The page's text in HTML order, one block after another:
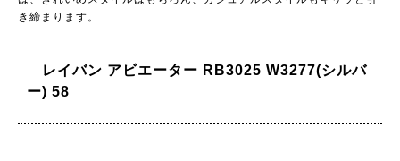
き締まります。
レイバン アビエーター RB3025 W3277(シルバ
ー) 58